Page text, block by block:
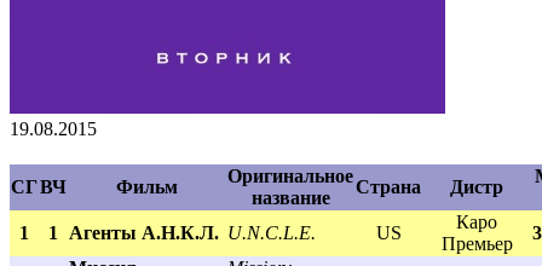
19.08.2015
СГВЧ Фильм
Оригинальное
название
Страна Дистр
1 1 Агенты А.Н.К.Л. U.N.C.L.E. US
Каро
Премьер